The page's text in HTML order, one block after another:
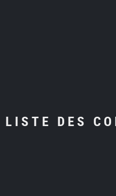
LISTE DES